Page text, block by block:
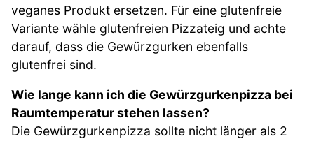
veganes Produkt ersetzen. Für eine glutenfreie
Variante wähle glutenfreien Pizzateig und achte
darauf, dass die Gewürzgurken ebenfalls
glutenfrei sind.
Wie lange kann ich die Gewürzgurkenpizza bei
Raumtemperatur stehen lassen?
Die Gewürzgurkenpizza sollte nicht länger als 2